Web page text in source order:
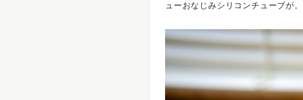
ューおなじみシリコンチューブが。